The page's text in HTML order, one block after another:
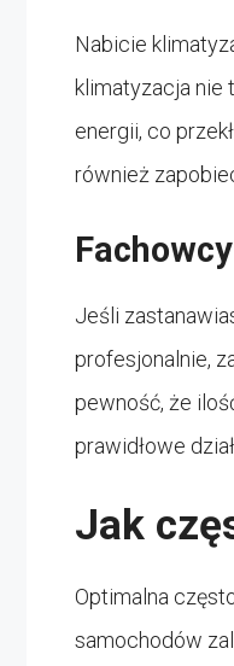
Nabicie
klimatyzacja nie
energii, co
również
Jeśli
profesjonalnie,
pewność, że
prawidłowe
Jak
Optimalna
samochodów